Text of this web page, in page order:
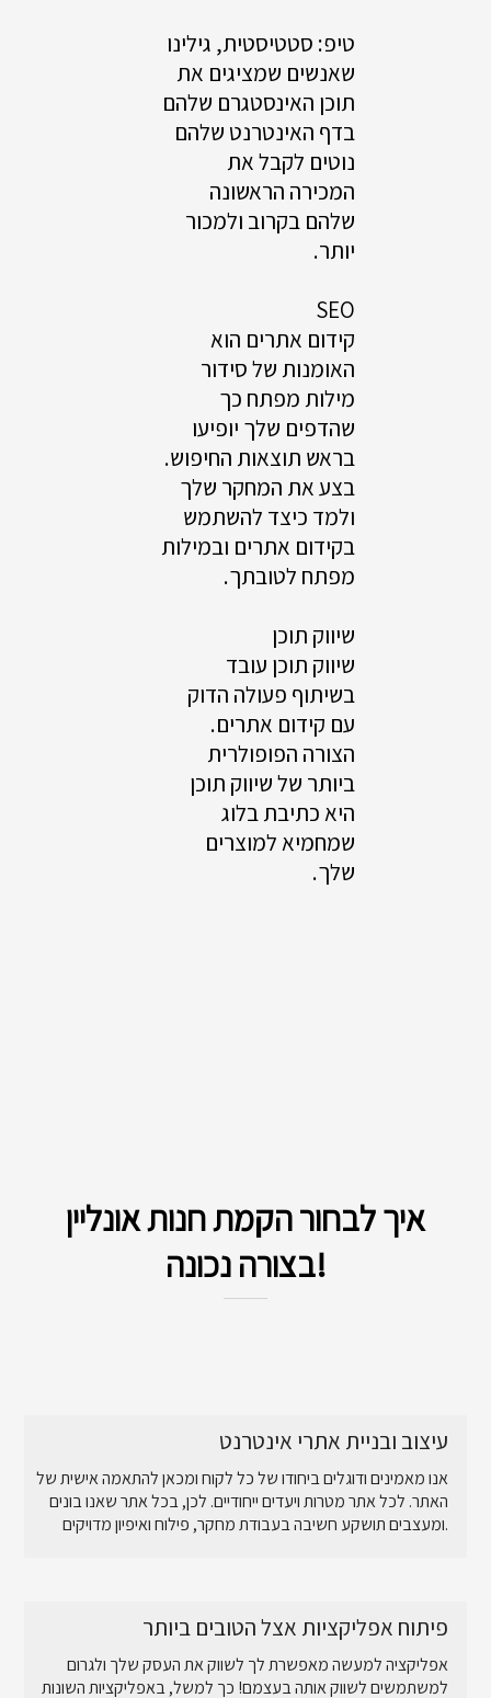
טיפ: סטטיסטית, גילינו
שאנשים שמציגים את
תוכן האינסטגרם שלהם
בדף האינטרנט שלהם
נוטים לקבל את
המכירה הראשונה
שלהם בקרוב ולמכור
יותר.
SEO
קידום אתרים הוא
האומנות של סידור
מילות מפתח כך
שהדפים שלך יופיעו
בראש תוצאות החיפוש.
בצע את המחקר שלך
ולמד כיצד להשתמש
בקידום אתרים ובמילות
מפתח לטובתך.
שיווק תוכן
שיווק תוכן עובד
בשיתוף פעולה הדוק
עם קידום אתרים.
הצורה הפופולרית
ביותר של שיווק תוכן
היא כתיבת בלוג
שמחמיא למוצרים
שלך.
איך לבחור הקמת חנות אונליין
בצורה נכונה!
עיצוב ובניית אתרי אינטרנט
אנו מאמינים ודוגלים ביחודו של כל לקוח ומכאן להתאמה אישית של
האתר. לכל אתר מטרות ויעדים ייחודיים. לכן, בכל אתר שאנו בונים
ומעצבים תושקע חשיבה בעבודת מחקר, פילוח ואיפיון מדויקים.
פיתוח אפליקציות אצל הטובים ביותר
אפליקציה למעשה מאפשרת לך לשווק את העסק שלך ולגרום
למשתמשים לשווק אותה בעצמם! כך למשל, באפליקציות השונות